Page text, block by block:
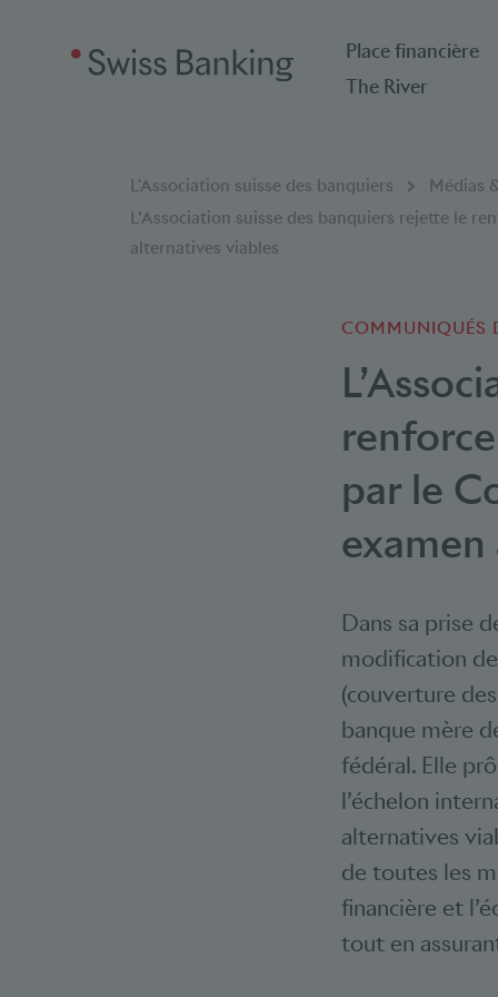
Place financière
The River
Breadcrumb
Vous êtes ici:
L'Association suisse des banquiers
Médias
L’Association suisse des banquiers rejette le
alternatives viables
COMMUNIQUÉS
par le
Dans sa prise
modification
(couverture
banque mère
fédéral. Elle
l’échelon
alternatives
de toutes les
financière et
tout en